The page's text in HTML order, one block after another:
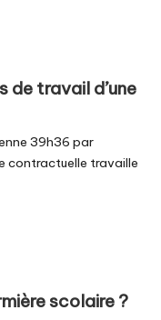
de travail d’une
39h36 par
contractuelle travaille
scolaire ?